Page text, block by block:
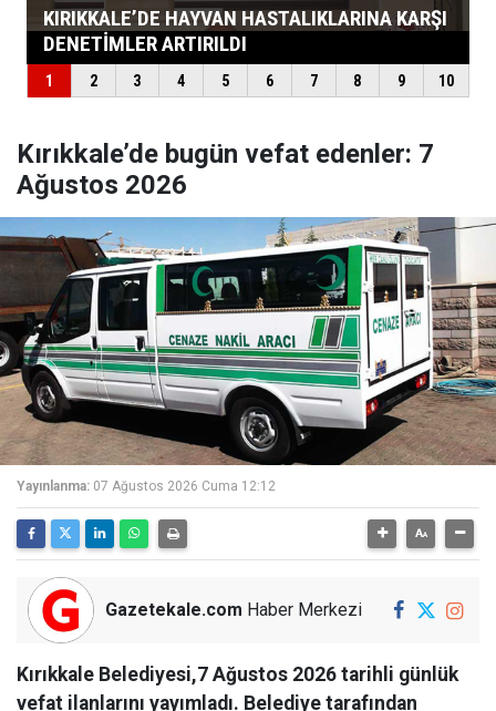
Kırıkkale’de bugün vefat edenler: 7
Ağustos 2026
Yayınlanma: 07 Ağustos 2026 Cuma 12:12
Gazetekale.com Haber Merkezi
Kırıkkale Belediyesi,7 Ağustos 2026 tarihli günlük
vefat ilanlarını yayımladı. Belediye tarafından